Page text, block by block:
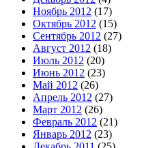
Ноябрь 2012 (17)
Октябрь 2012 (15)
Сентябрь 2012 (27)
Август 2012 (18)
Июль 2012 (20)
Июнь 2012 (23)
Май 2012 (26)
Апрель 2012 (27)
Март 2012 (26)
Февраль 2012 (21)
Январь 2012 (23)